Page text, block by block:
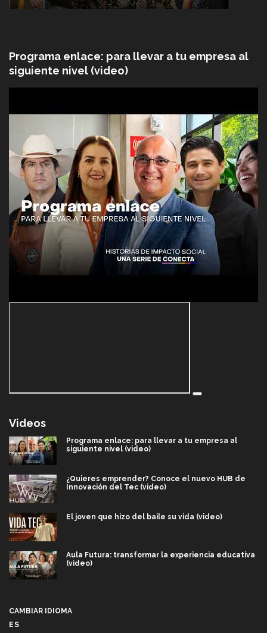
Programa enlace: para llevar a tu empresa al
siguiente nivel (video)
Videos
Programa enlace: para llevar a tu empresa al
siguiente nivel (video)
¿Quieres emprender? Conoce el nuevo HUB de
Innovación del Tec (video)
El joven que hizo del baile su vida (video)
Aula Futura: transformar la experiencia educativa
(video)
CAMBIAR IDIOMA
ES